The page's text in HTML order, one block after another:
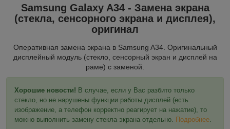
Samsung Galaxy A34 - Замена экрана
(стекла, сенсорного экрана и дисплея),
оригинал
Оперативная замена экрана в Samsung A34. Оригинальный
дисплейный модуль (стекло, сенсорный экран и дисплей на
раме) с заменой.
Хорошие новости! В случае, если у Вас разбито только
стекло, но не нарушены функции работы дисплей (есть
изображение, а телефон корректно реагирует на нажатие), то
можно выполнить замену стекла экрана отдельно. Подробнее.